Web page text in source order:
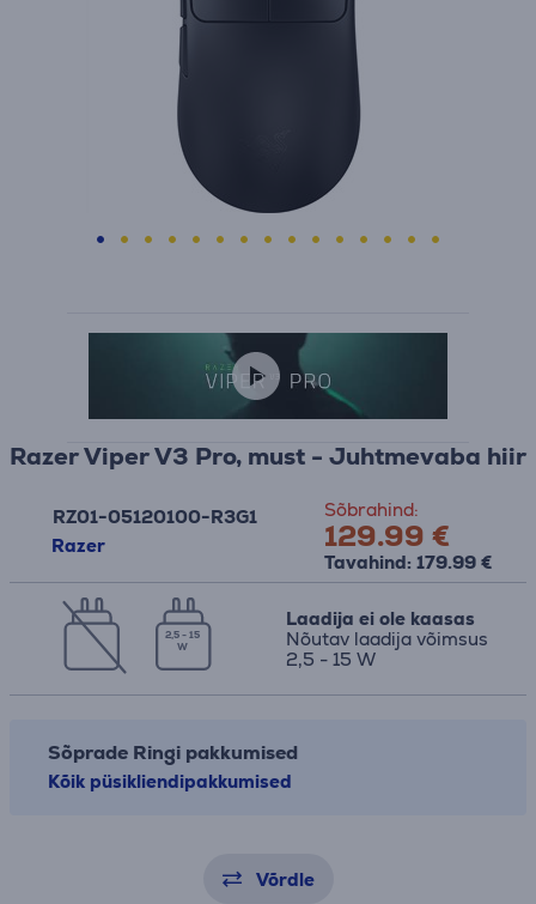
Razer Viper V3 Pro, must - Juhtmevaba hiir
RZ01-05120100-R3G1
Razer
Sõbrahind:
129.99 €
Tavahind: 179.99 €
2,5 - 15
W
Laadija ei ole kaasas
Nõutav laadija võimsus
2,5 - 15 W
Sõprade Ringi pakkumised
Kõik püsikliendipakkumised
Võrdle